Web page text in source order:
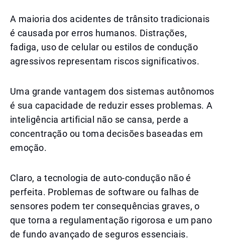
A maioria dos acidentes de trânsito tradicionais
é causada por erros humanos. Distrações,
fadiga, uso de celular ou estilos de condução
agressivos representam riscos significativos.
Uma grande vantagem dos sistemas autônomos
é sua capacidade de reduzir esses problemas. A
inteligência artificial não se cansa, perde a
concentração ou toma decisões baseadas em
emoção.
Claro, a tecnologia de auto-condução não é
perfeita. Problemas de software ou falhas de
sensores podem ter consequências graves, o
que torna a regulamentação rigorosa e um pano
de fundo avançado de seguros essenciais.